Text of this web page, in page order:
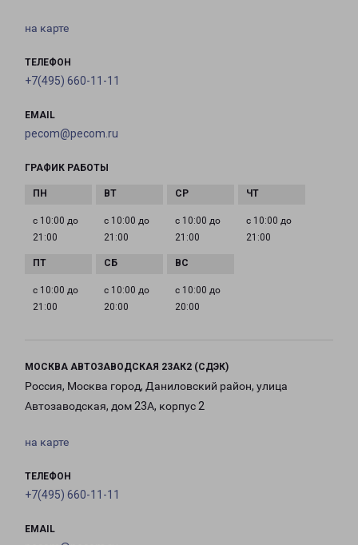
на карте
ТЕЛЕФОН
+7(495) 660-11-11
EMAIL
pecom@pecom.ru
ГРАФИК РАБОТЫ
с 10:00 до
21:00
с 10:00 до
21:00
с 10:00 до
21:00
с 10:00 до
21:00
с 10:00 до
21:00
с 10:00 до
20:00
с 10:00 до
20:00
МОСКВА АВТОЗАВОДСКАЯ 23АК2 (СДЭК)
Россия, Москва город, Даниловский район, улица
Автозаводская, дом 23А, корпус 2
на карте
ТЕЛЕФОН
+7(495) 660-11-11
EMAIL